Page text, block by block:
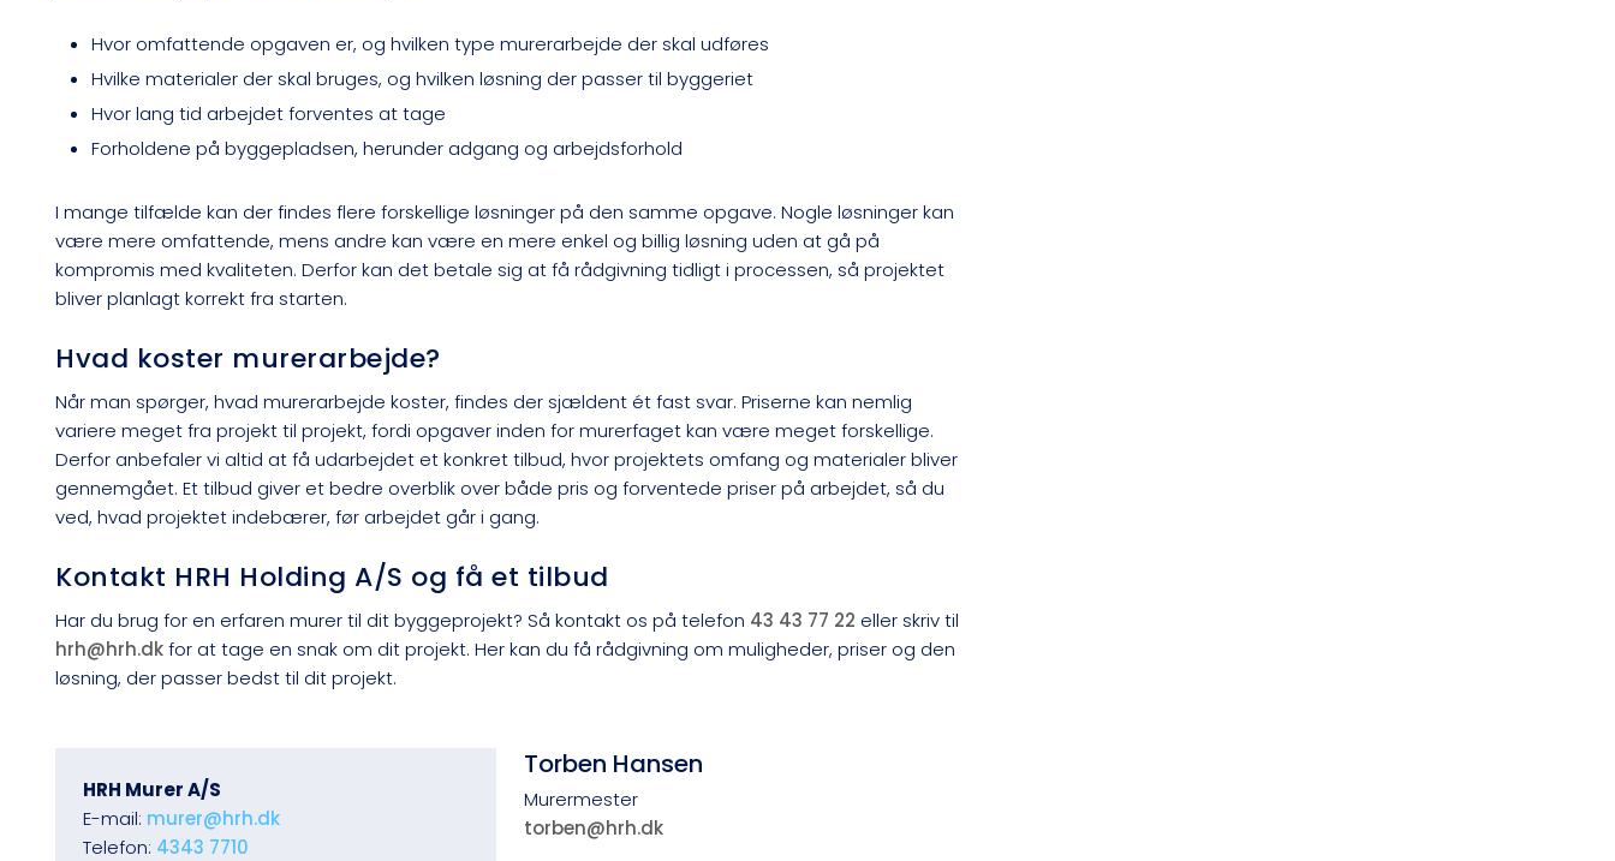
​Hvor omfattende opgaven er, og hvilken type murerarbejde der skal udføres
​Hvilke materialer der skal bruges, og hvilken løsning der passer til byggeriet
​Hvor lang tid arbejdet forventes at tage
Forholdene på byggepladsen, herunder adgang og arbejdsforhold
I mange tilfælde kan der findes flere forskellige løsninger på den samme opgave. Nogle løsninger kan
være mere omfattende, mens andre kan være en mere enkel og billig løsning uden at gå på
kompromis med kvaliteten. Derfor kan det betale sig at få rådgivning tidligt i processen, så projektet
bliver planlagt korrekt fra starten.
Hvad koster murerarbejde?
Når man spørger, hvad murerarbejde koster, findes der sjældent ét fast svar. Priserne kan nemlig
variere meget fra projekt til projekt, fordi opgaver inden for murerfaget kan være meget forskellige.
Derfor anbefaler vi altid at få udarbejdet et konkret tilbud, hvor projektets omfang og materialer bliver
gennemgået. Et tilbud giver et bedre overblik over både pris og forventede priser på arbejdet, så du
ved, hvad projektet indebærer, før arbejdet går i gang.
Kontakt HRH Holding A/S og få et tilbud
Har du brug for en erfaren murer til dit byggeprojekt? Så kontakt os på telefon 43 43 77 22 eller skriv til
hrh@hrh.dkfor at tage en snak om dit projekt. Her kan du få rådgivning om muligheder, priser og den
løsning, der passer bedst til dit projekt.
HRH Murer A/S
E-mail: murer@hrh.dk
Telefon: 4343 7710​
​​​​Torben Hansen
Murermester​​
torben@hrh.dk